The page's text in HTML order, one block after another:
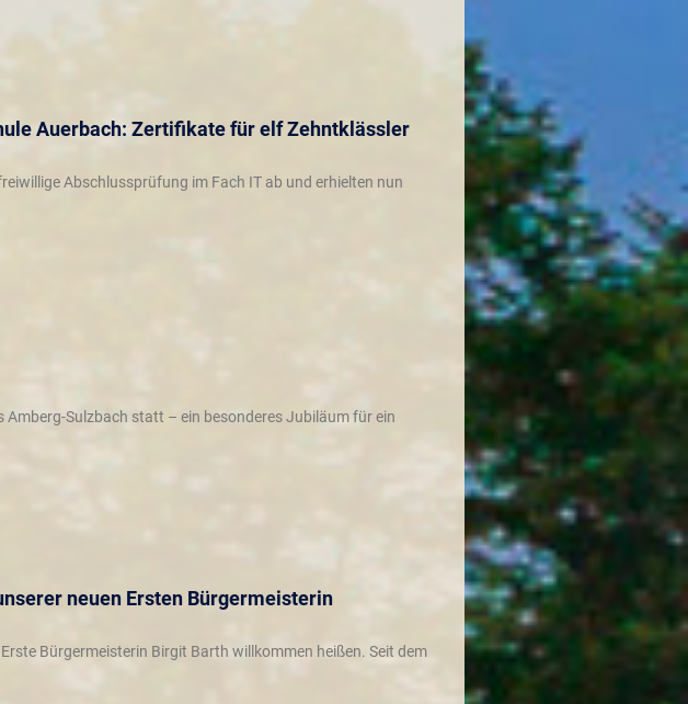
Auerbach: Zertifikate für elf Zehntklässler
Abschlussprüfung im Fach IT ab und erhielten nun
Sulzbach statt – ein besonderes Jubiläum für ein
neuen Ersten Bürgermeisterin
Bürgermeisterin Birgit Barth willkommen heißen. Seit dem